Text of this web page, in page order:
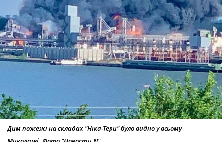
Дим пожежі на складах "Ніка-Тери" було видно у всьому